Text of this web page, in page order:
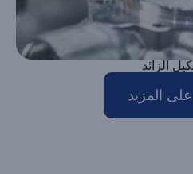
الزائد
المزيد